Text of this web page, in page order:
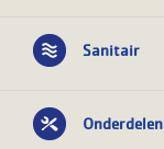
Sanitair
Onderdelen